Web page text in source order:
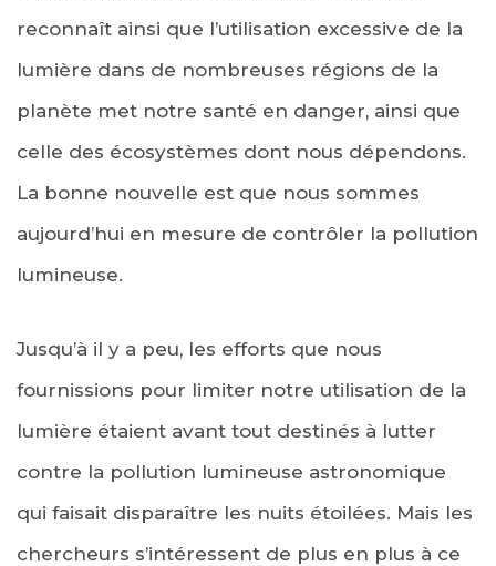
reconnaît ainsi que l’utilisation excessive de la
lumière dans de nombreuses régions de la
planète met notre santé en danger, ainsi que
celle des écosystèmes dont nous dépendons.
La bonne nouvelle est que nous sommes
aujourd’hui en mesure de contrôler la pollution
lumineuse.
Jusqu’à il y a peu, les efforts que nous
fournissions pour limiter notre utilisation de la
lumière étaient avant tout destinés à lutter
contre la pollution lumineuse astronomique
qui faisait disparaître les nuits étoilées. Mais les
chercheurs s’intéressent de plus en plus à ce